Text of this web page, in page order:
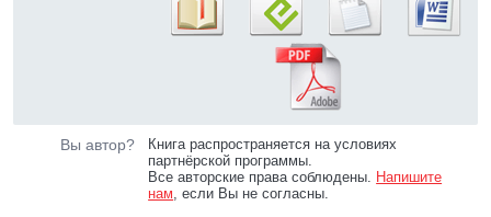
Вы автор?
Книга распространяется на условиях
партнёрской программы.
Все авторские права соблюдены. Напишите
нам, если Вы не согласны.